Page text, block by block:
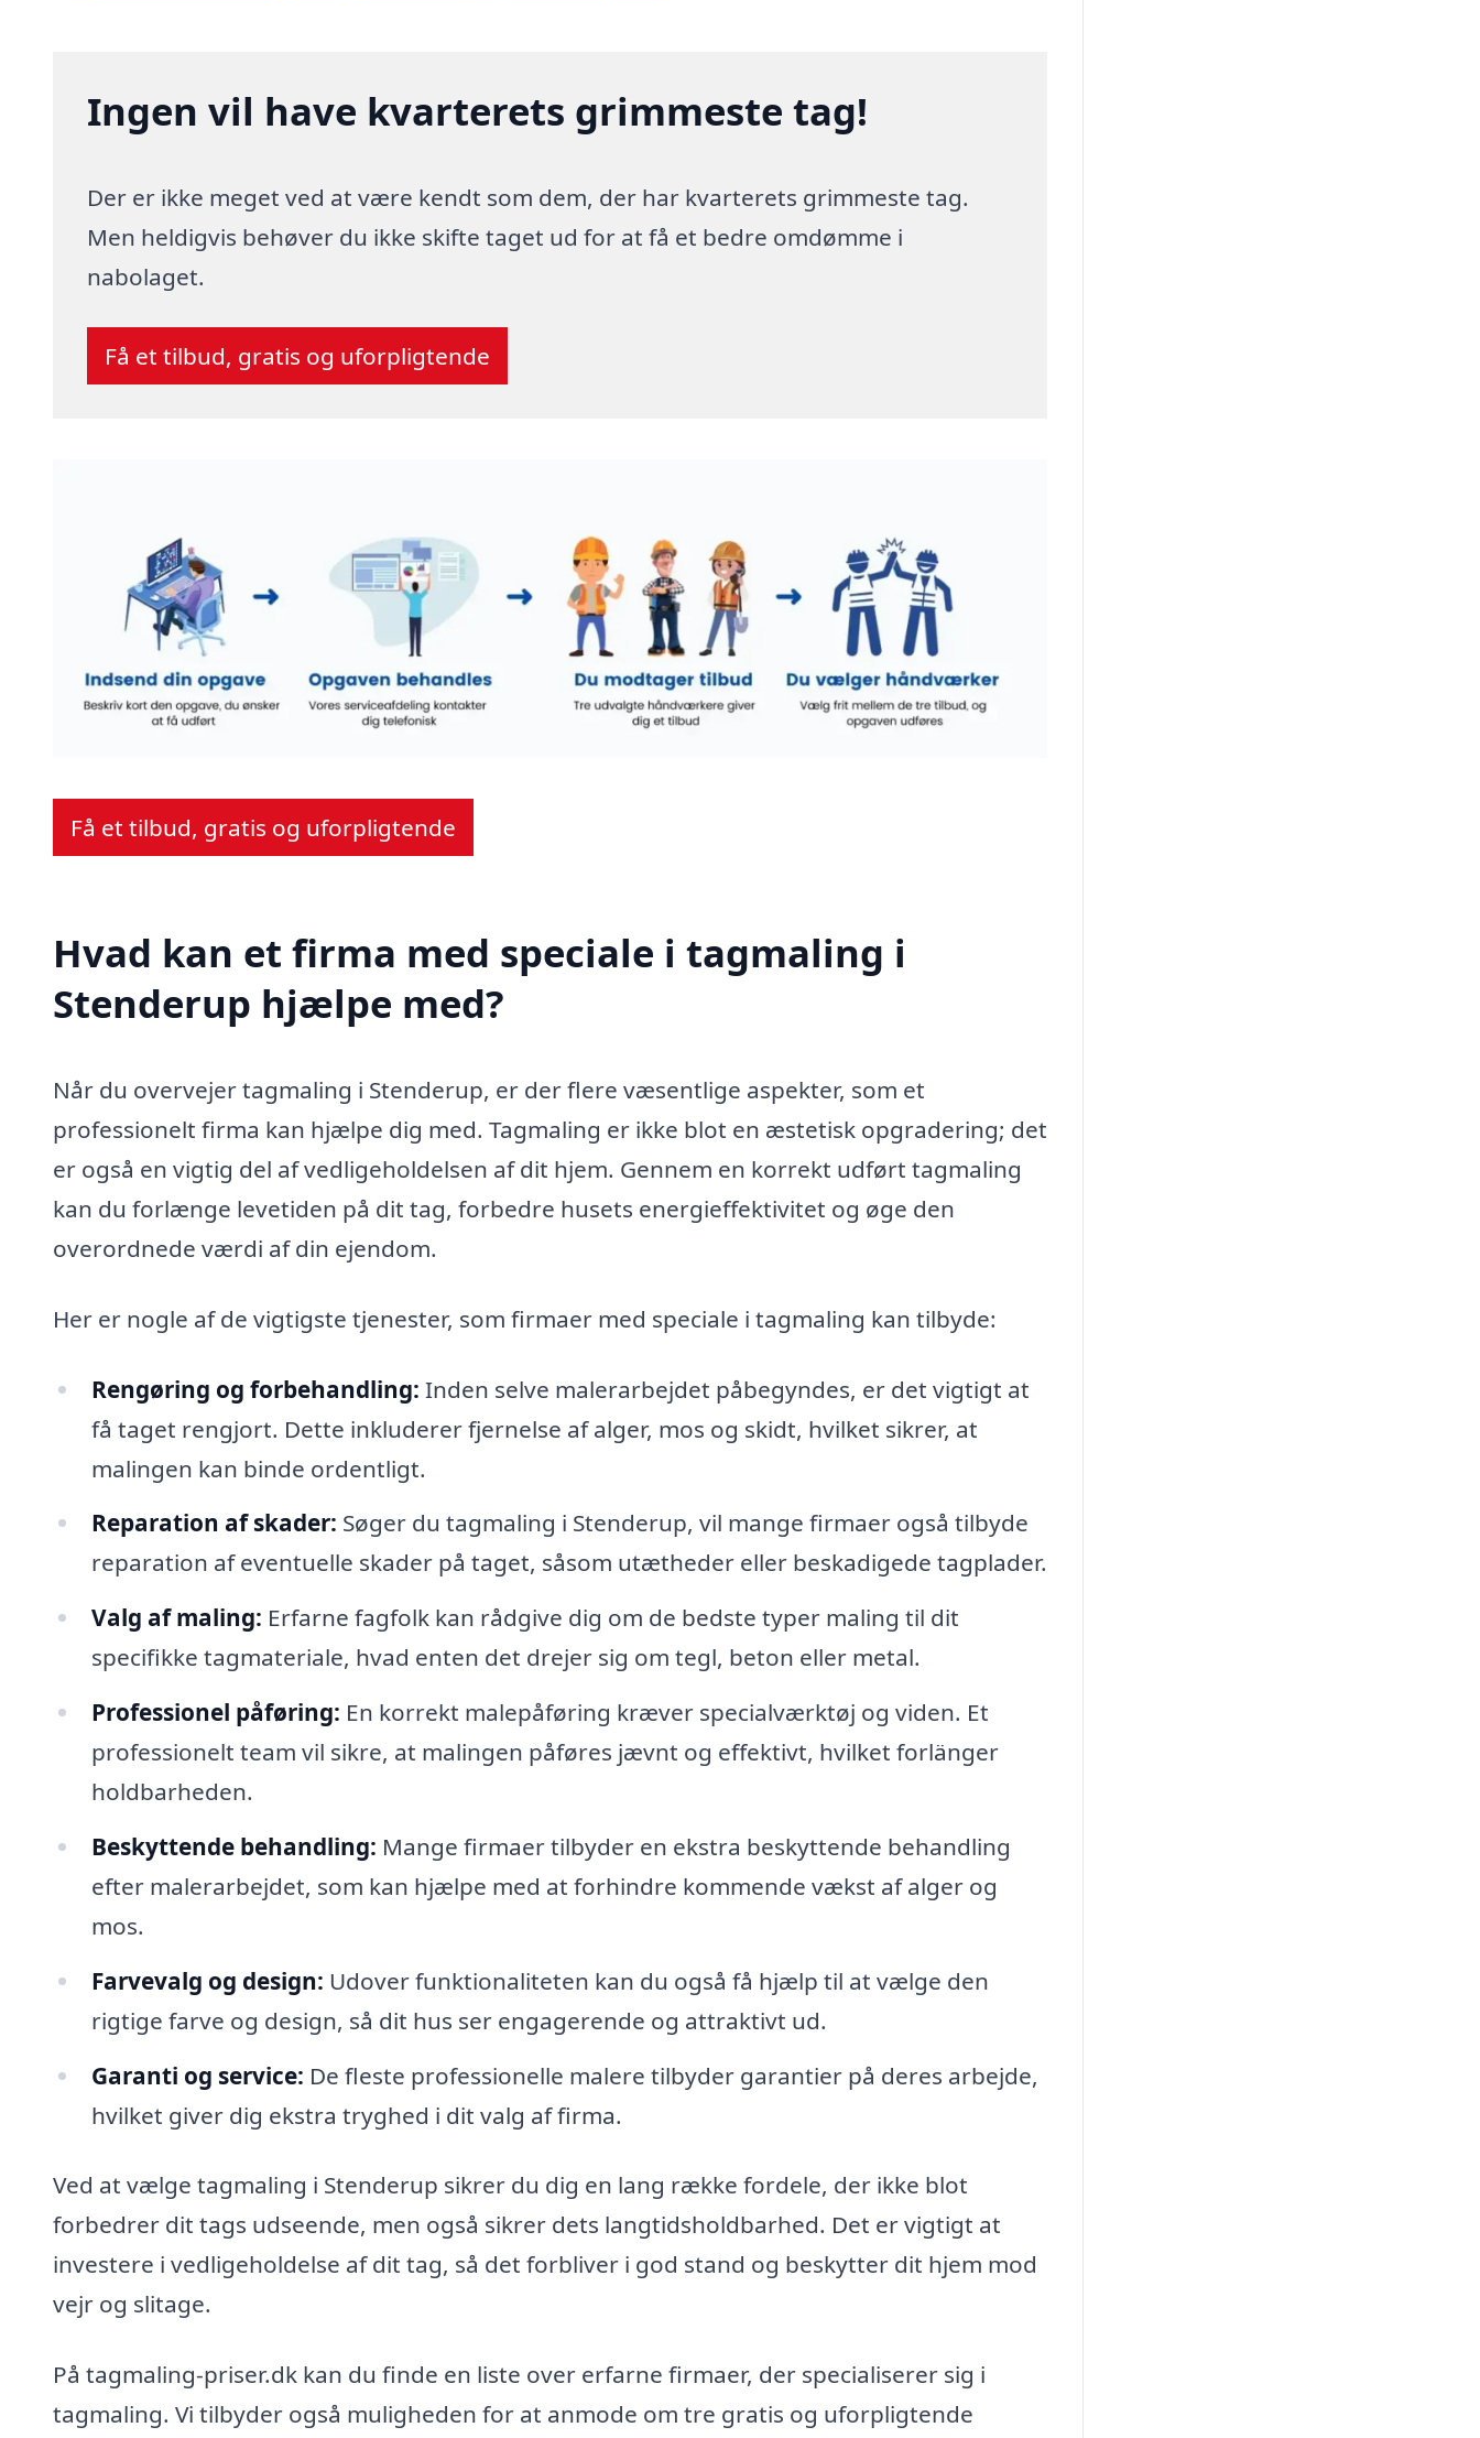
Ingen vil have kvarterets grimmeste tag!
Der er ikke meget ved at være kendt som dem, der har kvarterets grimmeste tag.
Men heldigvis behøver du ikke skifte taget ud for at få et bedre omdømme i
nabolaget.
Få et tilbud, gratis og uforpligtende
Få et tilbud, gratis og uforpligtende
Hvad kan et firma med speciale i tagmaling i
Stenderup hjælpe med?
Når du overvejer tagmaling i Stenderup, er der flere væsentlige aspekter, som et
professionelt firma kan hjælpe dig med. Tagmaling er ikke blot en æstetisk opgradering; det
er også en vigtig del af vedligeholdelsen af dit hjem. Gennem en korrekt udført tagmaling
kan du forlænge levetiden på dit tag, forbedre husets energieffektivitet og øge den
overordnede værdi af din ejendom.
Her er nogle af de vigtigste tjenester, som firmaer med speciale i tagmaling kan tilbyde:
Rengøring og forbehandling: Inden selve malerarbejdet påbegyndes, er det vigtigt at
få taget rengjort. Dette inkluderer fjernelse af alger, mos og skidt, hvilket sikrer, at
malingen kan binde ordentligt.
Reparation af skader: Søger du tagmaling i Stenderup, vil mange firmaer også tilbyde
reparation af eventuelle skader på taget, såsom utætheder eller beskadigede tagplader.
Valg af maling: Erfarne fagfolk kan rådgive dig om de bedste typer maling til dit
specifikke tagmateriale, hvad enten det drejer sig om tegl, beton eller metal.
Professionel påføring: En korrekt malepåføring kræver specialværktøj og viden. Et
professionelt team vil sikre, at malingen påføres jævnt og effektivt, hvilket forlänger
holdbarheden.
Beskyttende behandling: Mange firmaer tilbyder en ekstra beskyttende behandling
efter malerarbejdet, som kan hjælpe med at forhindre kommende vækst af alger og
mos.
Farvevalg og design: Udover funktionaliteten kan du også få hjælp til at vælge den
rigtige farve og design, så dit hus ser engagerende og attraktivt ud.
Garanti og service: De fleste professionelle malere tilbyder garantier på deres arbejde,
hvilket giver dig ekstra tryghed i dit valg af firma.
Ved at vælge tagmaling i Stenderup sikrer du dig en lang række fordele, der ikke blot
forbedrer dit tags udseende, men også sikrer dets langtidsholdbarhed. Det er vigtigt at
investere i vedligeholdelse af dit tag, så det forbliver i god stand og beskytter dit hjem mod
vejr og slitage.
På tagmaling-priser.dk kan du finde en liste over erfarne firmaer, der specialiserer sig i
tagmaling. Vi tilbyder også muligheden for at anmode om tre gratis og uforpligtende